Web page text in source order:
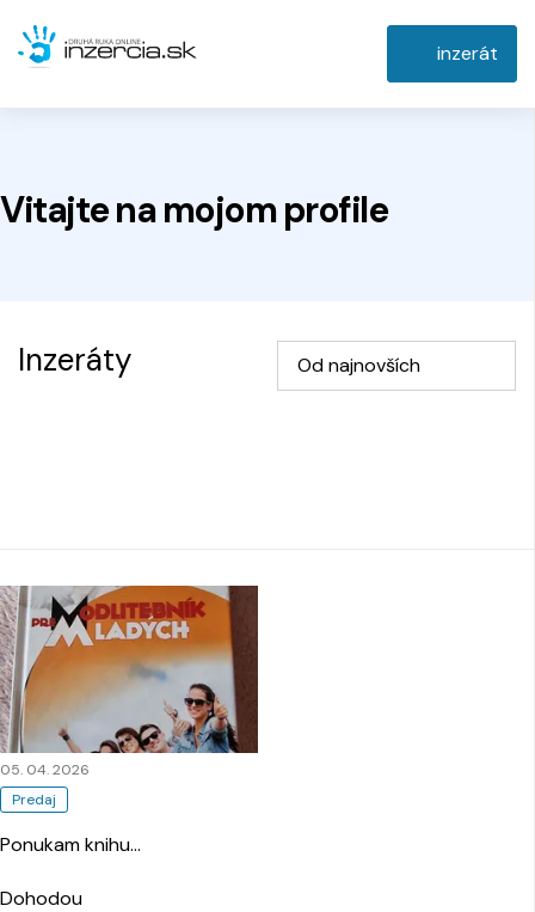
inzerát
Vitajte na mojom profile
Inzeráty Od najnovších
Predaj
05. 04. 2026
Ponukam knihu…
Dohodou